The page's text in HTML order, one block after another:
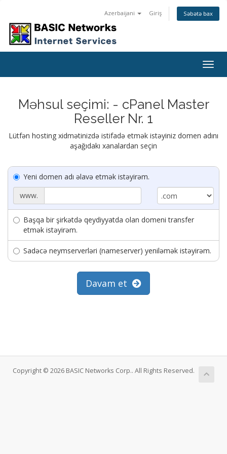
Azerbaijani Giriş Səbətə bax
Məhsul seçimi: - cPanel Master
Reseller Nr. 1
Lütfən hosting xidmətinizdə istifadə etmək istəyiniz domen adını
aşağıdakı xanalardan seçin
Yeni domen adı əlavə etmək istəyirəm.
www.
Başqa bir şirkətdə qeydiyyatda olan domeni transfer
etmək istəyirəm.
Sadəcə neymserverləri (nameserver) yeniləmək istəyirəm.
Davam et
Copyright © 2026 BASIC Networks Corp.. All Rights Reserved.